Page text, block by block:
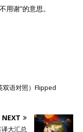
用谢”的意思。
双语对照）Flipped
NEXT
大汇总